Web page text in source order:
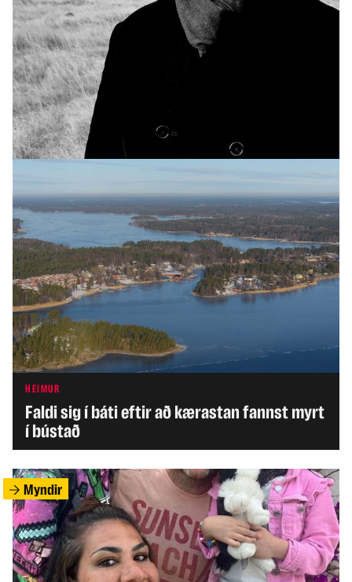
INNLENT
Yfirvöld halda áfram vöktun á moskítóflugum
og mítlum
HEIMUR
Faldi sig í báti eftir að kærastan fannst myrt
í bústað
Myndir